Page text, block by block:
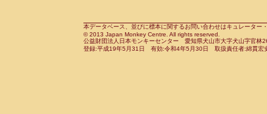
CercopithecidaePapio anubis(0)
CercopithecidaePapio cynocephalus
CercopithecidaePapio hamadryas(0)
CebidaeSaguinus leucopus(0)
CebidaeSaguinus midas(0)
Cebidae Saguinus mystax(0)
本データベース、並びに標本に関するお問い合わせはキュレータ
© 2013 Japan Monkey Centre. All rights reserved.
公益財団法人日本モンキーセンター 愛知県犬山市大字犬山字官
登録:平成19年5月31日 有効:令和4年5月30日 取扱責任者:綿貫宏